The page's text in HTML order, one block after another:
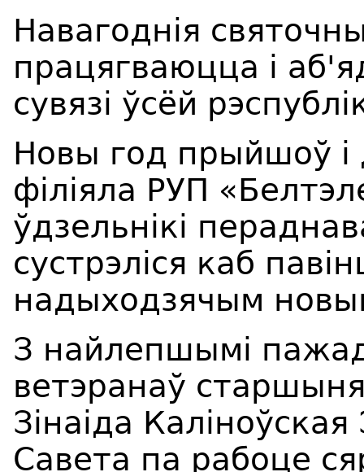
Навагоднія
працягваюцца і
сувязі ўсёй
Новы год прыйшоў і
філіяла РУП
ўдзельнікі
сустрэліся каб
надыходзячым
З найлепшымі
ветэранаў
Зінаіда
Савета па рабоце